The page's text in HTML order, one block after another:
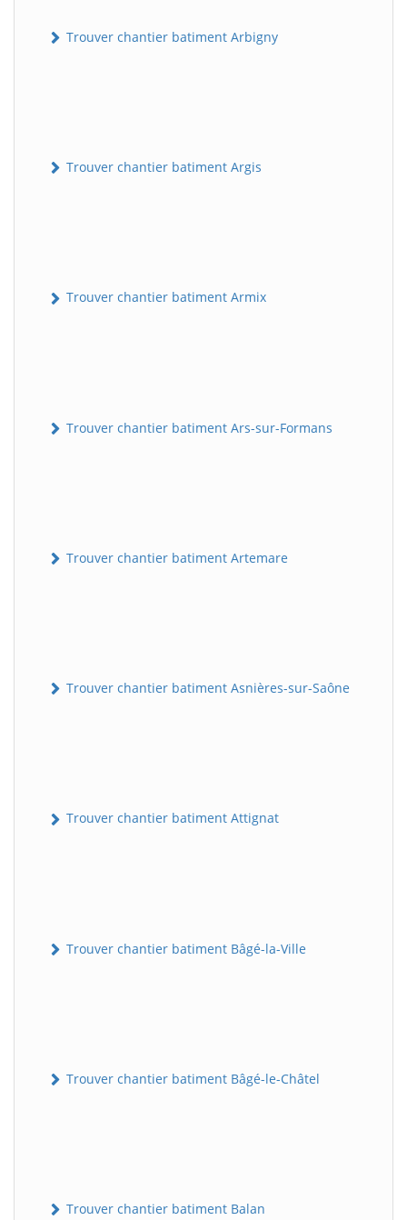
Trouver chantier batiment Arbigny
Trouver chantier batiment Argis
Trouver chantier batiment Armix
Trouver chantier batiment Ars-sur-Formans
Trouver chantier batiment Artemare
Trouver chantier batiment Asnières-sur-Saône
Trouver chantier batiment Attignat
Trouver chantier batiment Bâgé-la-Ville
Trouver chantier batiment Bâgé-le-Châtel
Trouver chantier batiment Balan